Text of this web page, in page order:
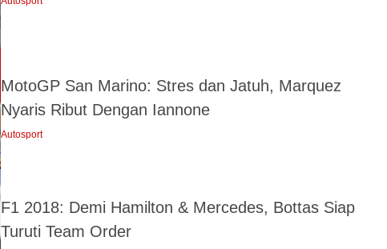
MotoGP San Marino: Stres dan Jatuh, Marquez
Nyaris Ribut Dengan Iannone
Autosport
F1 2018: Demi Hamilton & Mercedes, Bottas Siap
Turuti Team Order